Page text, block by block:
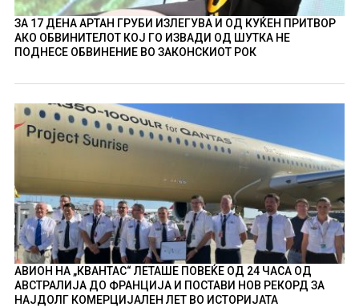
ЗА 17 ДЕНА АРТАН ГРУБИ ИЗЛЕГУВА И ОД КУЌЕН ПРИТВОР
АКО ОБВИНИТЕЛОТ КОЈ ГО ИЗВАДИ ОД ШУТКА НЕ
ПОДНЕСЕ ОБВИНЕНИЕ ВО ЗАКОНСКИОТ РОК
АВИОН НА „КВАНТАС“ ЛЕТАШЕ ПОВЕЌЕ ОД 24 ЧАСА ОД
АВСТРАЛИЈА ДО ФРАНЦИЈА И ПОСТАВИ НОВ РЕКОРД ЗА
НАЈДОЛГ КОМЕРЦИЈАЛЕН ЛЕТ ВО ИСТОРИЈАТА